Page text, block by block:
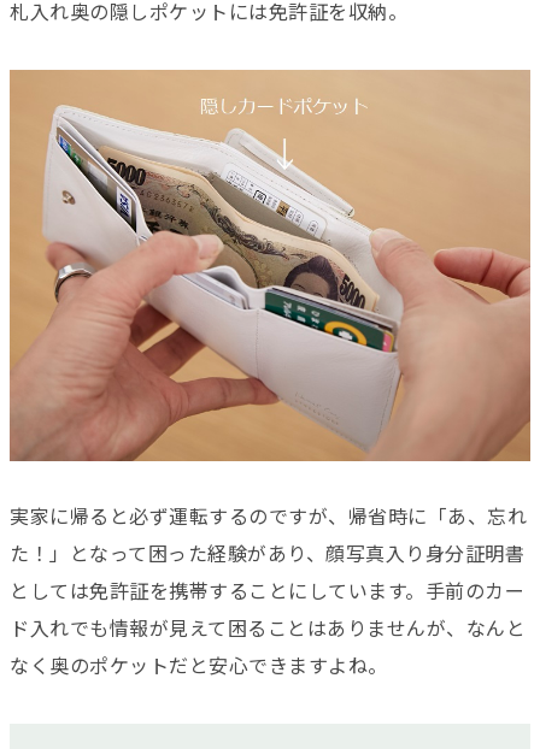
札入れ奥の隠しポケットには免許証を収納。
実家に帰ると必ず運転するのですが、帰省時に「あ、忘れ
た！」となって困った経験があり、顔写真入り身分証明書
としては免許証を携帯することにしています。手前のカー
ド入れでも情報が見えて困ることはありませんが、なんと
なく奥のポケットだと安心できますよね。